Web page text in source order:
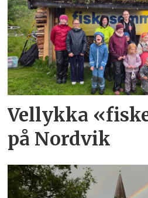
Vellykka
på Nordvik